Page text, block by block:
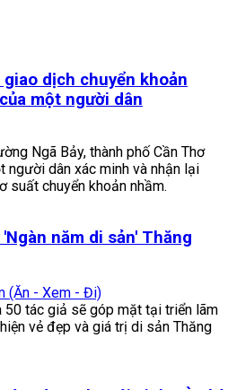
dịch chuyển khoản
một người dân
Ngã Bảy, thành phố Cần Thơ
người dân xác minh và nhận lại
suất chuyển khoản nhầm.
năm di sản' Thăng
(Ăn - Xem - Đi)
50 tác giả sẽ góp mặt tại triển lãm
vẻ đẹp và giá trị di sản Thăng